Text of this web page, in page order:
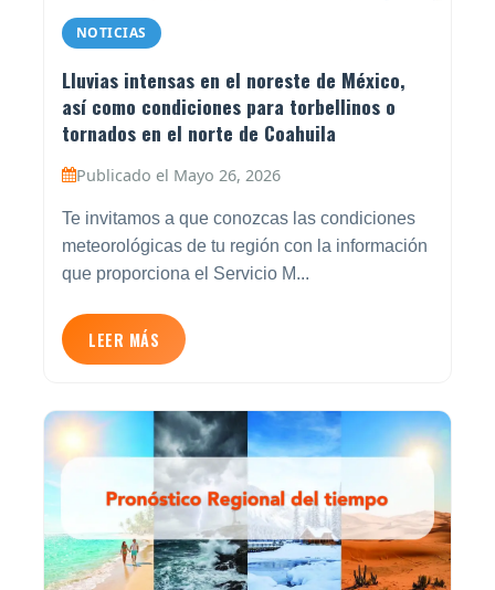
NOTICIAS
Lluvias intensas en el noreste de México,
así como condiciones para torbellinos o
tornados en el norte de Coahuila
Publicado el Mayo 26, 2026
Te invitamos a que conozcas las condiciones
meteorológicas de tu región con la información
que proporciona el Servicio M...
LEER MÁS